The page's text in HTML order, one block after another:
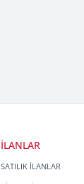
İLANLAR
SATILIK İLANLAR